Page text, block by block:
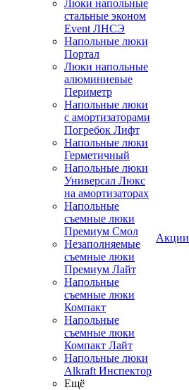
Люки напольные
стальные эконом
Event ЛНСЭ
Напольные люки
Портал
Люки напольные
алюминиевые
Периметр
Напольные люки
с амортизаторами
Погребок Лифт
Напольные люки
Герметичный
Напольные люки
Универсал Люкс
на амортизаторах
Напольные
съемные люки
Премиум Смол
Незаполняемые
съемные люки
Премиум Лайт
Напольные
съемные люки
Компакт
Напольные
съемные люки
Компакт Лайт
Напольные люки
Alkraft Инспектор
Ещё
Акции